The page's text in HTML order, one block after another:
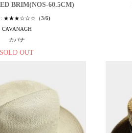
BRIM(NOS-60.5CM)
: ★★★☆☆☆（3/6)
CAVANAGH
カバナ
SOLD OUT